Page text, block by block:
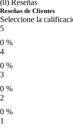
(0) Reseñas
Reseñas de Clientes
Seleccione la
5
0 %
4
0 %
3
0 %
2
0 %
1